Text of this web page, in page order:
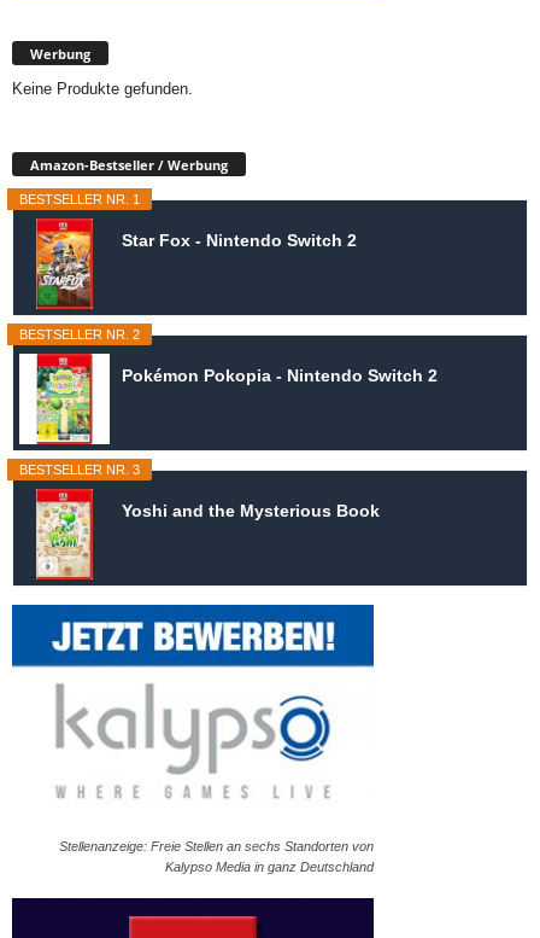
Werbung
Keine Produkte gefunden.
Amazon-Bestseller / Werbung
BESTSELLER NR. 1
Star Fox - Nintendo Switch 2
BESTSELLER NR. 2
Pokémon Pokopia - Nintendo Switch 2
BESTSELLER NR. 3
Yoshi and the Mysterious Book
Stellenanzeige: Freie Stellen an sechs Standorten von
Kalypso Media in ganz Deutschland